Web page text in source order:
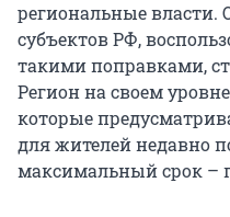
региональные
субъектов РФ,
такими поправками,
Регион на своем
которые
для жителей недавно
максимальный срок –